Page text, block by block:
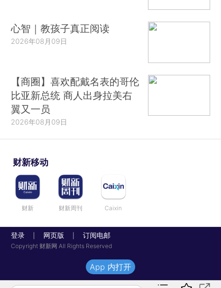
心智｜教孩子真正阅读
2026年08月09日
【商圈】喜欢配戴名表的哥伦
比亚新总统 商人出身拉美右
翼又一员
2026年08月09日
财新移动
财新 财新周刊 Caixin
登录 网页版 订阅电邮
Copyright 财新网 All Rights Reserved
App 内打开